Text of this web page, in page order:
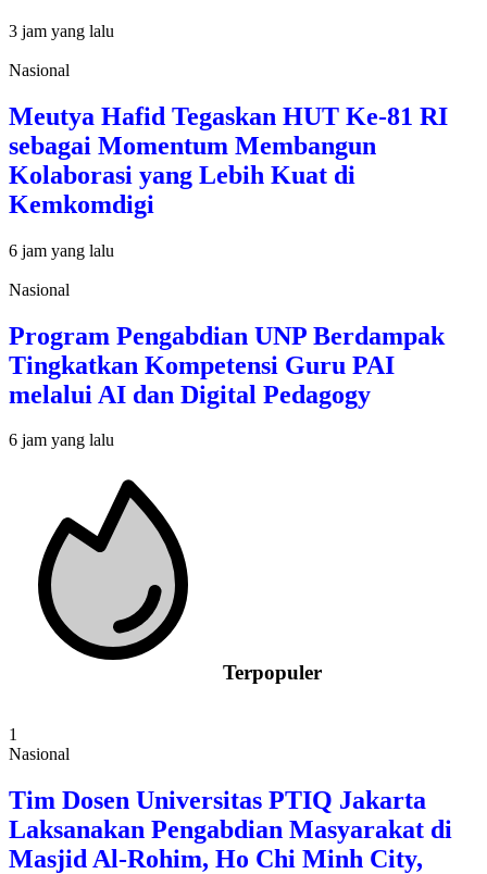
3 jam yang lalu
Nasional
Meutya Hafid Tegaskan HUT Ke-81 RI
sebagai Momentum Membangun
Kolaborasi yang Lebih Kuat di
Kemkomdigi
6 jam yang lalu
Nasional
Program Pengabdian UNP Berdampak
Tingkatkan Kompetensi Guru PAI
melalui AI dan Digital Pedagogy
6 jam yang lalu
Terpopuler
1
Nasional
Tim Dosen Universitas PTIQ Jakarta
Laksanakan Pengabdian Masyarakat di
Masjid Al-Rohim, Ho Chi Minh City,